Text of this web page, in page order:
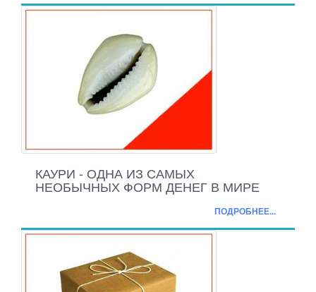
КАУРИ - ОДНА ИЗ САМЫХ
НЕОБЫЧНЫХ ФОРМ ДЕНЕГ В МИРЕ
ПОДРОБНЕЕ...